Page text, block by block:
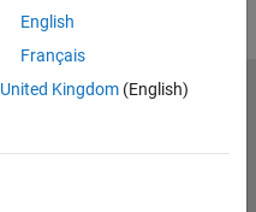
English
Français
United Kingdom(English)
Politique de confidentialité